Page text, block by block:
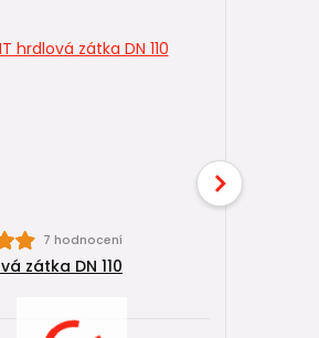
7 hodnocení
zátka DN 110